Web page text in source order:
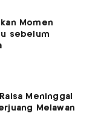
Momen
sebelum
Meninggal
Melawan